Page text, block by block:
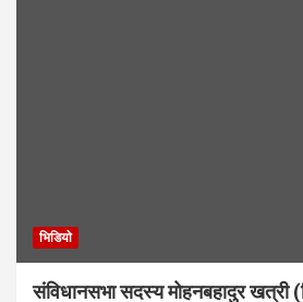
भिडियाे
संविधानसभा सदस्य मोहनबहादुर खत्री